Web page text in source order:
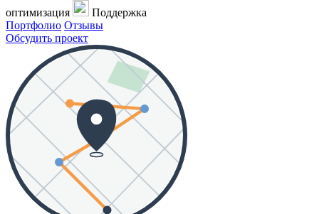
оптимизация
Поддержка
Портфолио Отзывы
Обсудить проект